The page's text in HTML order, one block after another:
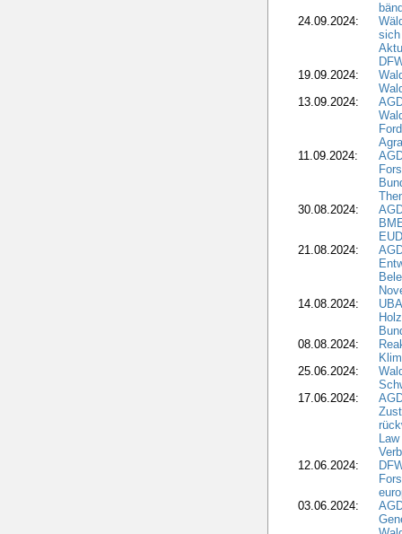
24.09.2024:
sich
19.09.2024:
13.09.2024:
11.09.2024:
30.08.2024:
21.08.2024:
14.08.2024:
08.08.2024:
25.06.2024:
17.06.2024:
12.06.2024:
03.06.2024: